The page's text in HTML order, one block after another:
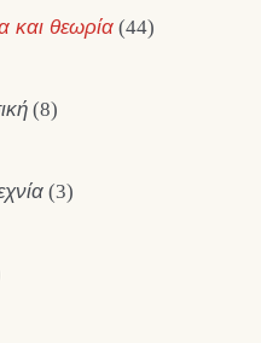
και θεωρία (44)
(8)
(3)